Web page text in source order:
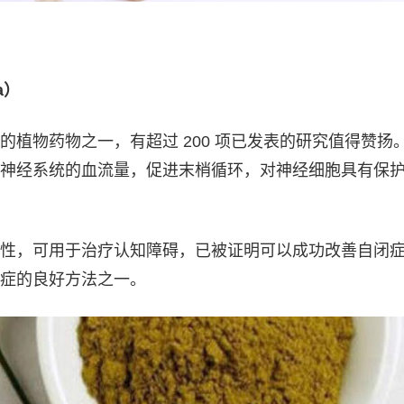
植物药物之一，有超过 200 项已发表的研究值得赞扬
经系统的血流量，促进末梢循环，对神经细胞具有保
，可用于治疗认知障碍，已被证明可以成功改善自闭
的良好方法之一。